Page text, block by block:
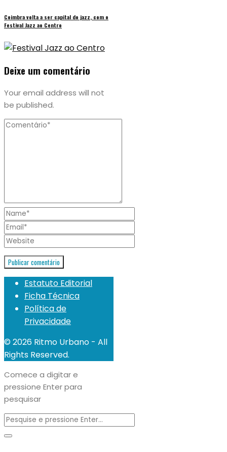
Coimbra volta a ser capital do jazz, com o
Festival Jazz ao Centro
Deixe um comentário
Your email address will not
be published.
Estatuto Editorial
Ficha Técnica
Política de
Privacidade
© 2026 Ritmo Urbano - All
Rights Reserved.
Comece a digitar e
pressione Enter para
pesquisar